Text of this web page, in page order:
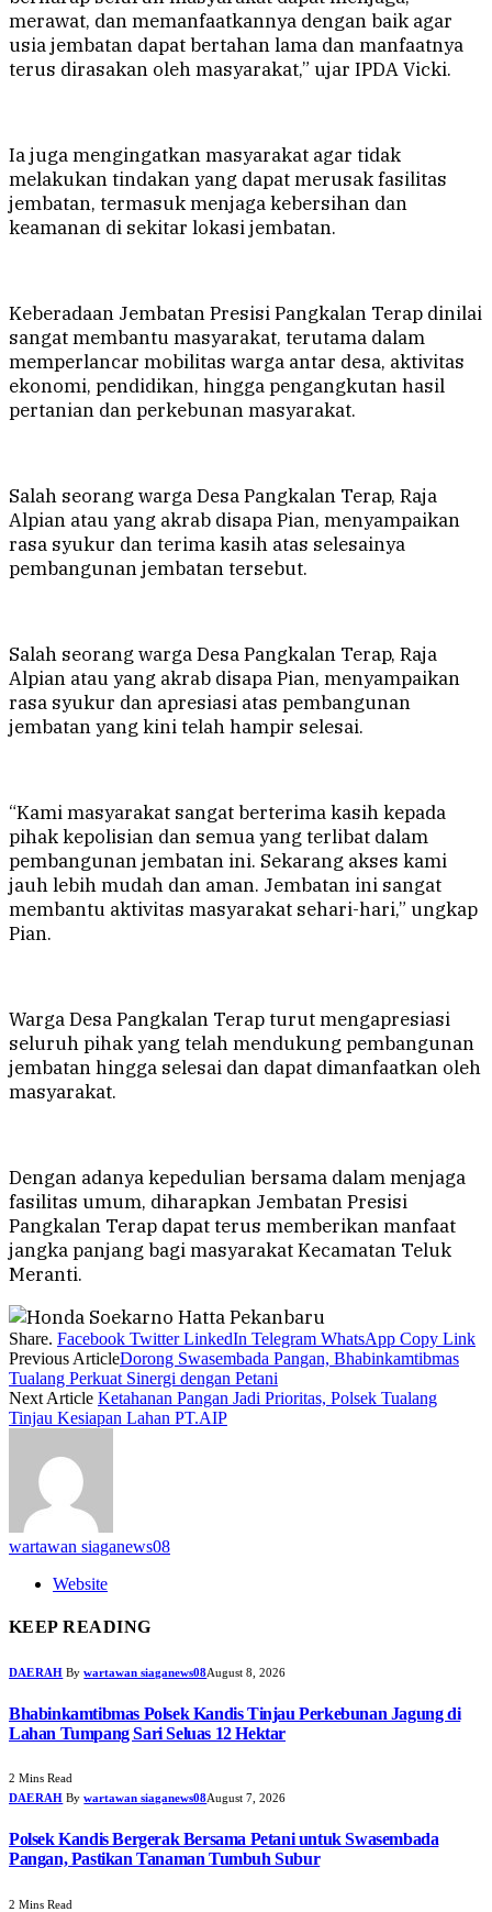
merawat, dan memanfaatkannya dengan baik agar
usia jembatan dapat bertahan lama dan manfaatnya
terus dirasakan oleh masyarakat,” ujar IPDA Vicki.
Ia juga mengingatkan masyarakat agar tidak
melakukan tindakan yang dapat merusak fasilitas
jembatan, termasuk menjaga kebersihan dan
keamanan di sekitar lokasi jembatan.
Keberadaan Jembatan Presisi Pangkalan Terap dinilai
sangat membantu masyarakat, terutama dalam
memperlancar mobilitas warga antar desa, aktivitas
ekonomi, pendidikan, hingga pengangkutan hasil
pertanian dan perkebunan masyarakat.
Salah seorang warga Desa Pangkalan Terap, Raja
Alpian atau yang akrab disapa Pian, menyampaikan
rasa syukur dan terima kasih atas selesainya
pembangunan jembatan tersebut.
Salah seorang warga Desa Pangkalan Terap, Raja
Alpian atau yang akrab disapa Pian, menyampaikan
rasa syukur dan apresiasi atas pembangunan
jembatan yang kini telah hampir selesai.
“Kami masyarakat sangat berterima kasih kepada
pihak kepolisian dan semua yang terlibat dalam
pembangunan jembatan ini. Sekarang akses kami
jauh lebih mudah dan aman. Jembatan ini sangat
membantu aktivitas masyarakat sehari-hari,” ungkap
Pian.
Warga Desa Pangkalan Terap turut mengapresiasi
seluruh pihak yang telah mendukung pembangunan
jembatan hingga selesai dan dapat dimanfaatkan oleh
masyarakat.
Dengan adanya kepedulian bersama dalam menjaga
fasilitas umum, diharapkan Jembatan Presisi
Pangkalan Terap dapat terus memberikan manfaat
jangka panjang bagi masyarakat Kecamatan Teluk
Meranti.
Share. Facebook Twitter LinkedIn Telegram WhatsApp Copy Link
Previous ArticleDorong Swasembada Pangan, Bhabinkamtibmas
Tualang Perkuat Sinergi dengan Petani
Next Article Ketahanan Pangan Jadi Prioritas, Polsek Tualang
Tinjau Kesiapan Lahan PT.AIP
wartawan siaganews08
Website
KEEP READING
DAERAH By wartawan siaganews08August 8, 2026
Bhabinkamtibmas Polsek Kandis Tinjau Perkebunan Jagung di
Lahan Tumpang Sari Seluas 12 Hektar
2 Mins Read
DAERAH By wartawan siaganews08August 7, 2026
Polsek Kandis Bergerak Bersama Petani untuk Swasembada
Pangan, Pastikan Tanaman Tumbuh Subur
2 Mins Read